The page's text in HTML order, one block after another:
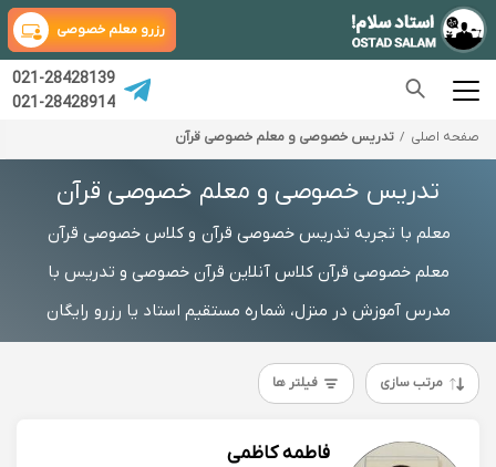
رزرو معلم خصوصی
021-28428139
021-28428914
صفحه اصلی تدریس خصوصی و معلم خصوصی قرآن
تدریس خصوصی و معلم خصوصی قرآن
معلم با تجربه تدریس خصوصی قرآن و کلاس خصوصی قرآن
معلم خصوصی قرآن کلاس آنلاین قرآن خصوصی و تدریس با
مدرس آموزش در منزل، شماره مستقیم استاد یا رزرو رایگان
مرتب سازی فیلتر ها
فاطمه کاظمی